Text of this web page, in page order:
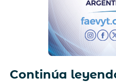
Continúa